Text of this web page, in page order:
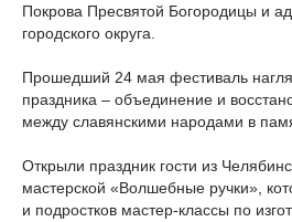
Покрова Пресвятой Богородицы и
городского округа.
Прошедший 24 мая фестиваль
праздника – объединение и
между славянскими народами в
Открыли праздник гости из
мастерской «Волшебные ручки»,
и подростков мастер-классы по